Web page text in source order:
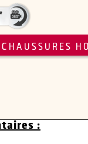
CHAUSSURES
: